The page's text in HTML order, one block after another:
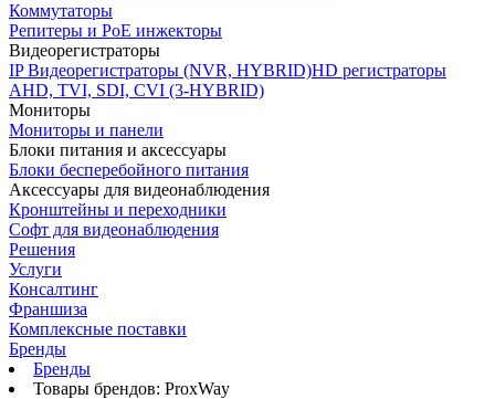
Коммутаторы
Репитеры и PoE инжекторы
Видеорегистраторы
IP Видеорегистраторы (NVR, HYBRID)HD регистраторы
AHD, TVI, SDI, CVI (3-HYBRID)
Мониторы
Мониторы и панели
Блоки питания и аксессуары
Блоки бесперебойного питания
Аксессуары для видеонаблюдения
Кронштейны и переходники
Софт для видеонаблюдения
Решения
Услуги
Консалтинг
Франшиза
Комплексные поставки
Бренды
Бренды
Товары брендов: ProxWay